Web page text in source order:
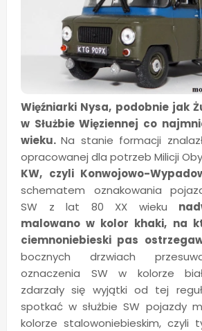
Więźniarki Nysa, podobnie jak
w Służbie Więziennej co
wieku.Na stanie formacji
opracowanej dla potrzeb Milicji
KW, czyli Konwojowo-
schematem oznakowania
SW z lat 80 XX wieku
malowano w kolor khaki, na
ciemnoniebieski pas
bocznych drzwiach
oznaczenia SW w kolorze
zdarzały się wyjątki od tej
spotkać w służbie SW pojazdy
kolorze stalowoniebieskim, czyli